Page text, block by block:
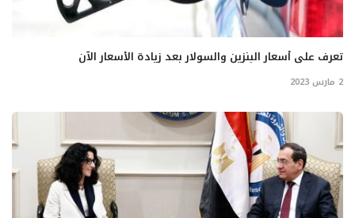
تعرف على أسعار البنزين والسولار بعد زيادة الأسعار الآن
2 مارس 2023